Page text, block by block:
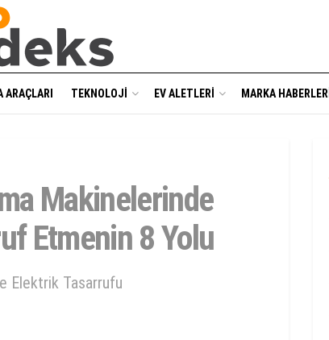
ARAÇLARI TEKNOLOJI EV ALETLERI MARKA HABERLERI
Makinelerinde
Etmenin 8 Yolu
Elektrik Tasarrufu